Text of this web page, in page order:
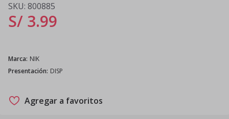
SKU: 800885
S/ 3.99
Marca: NIK
Presentación: DISP
Agregar a favoritos